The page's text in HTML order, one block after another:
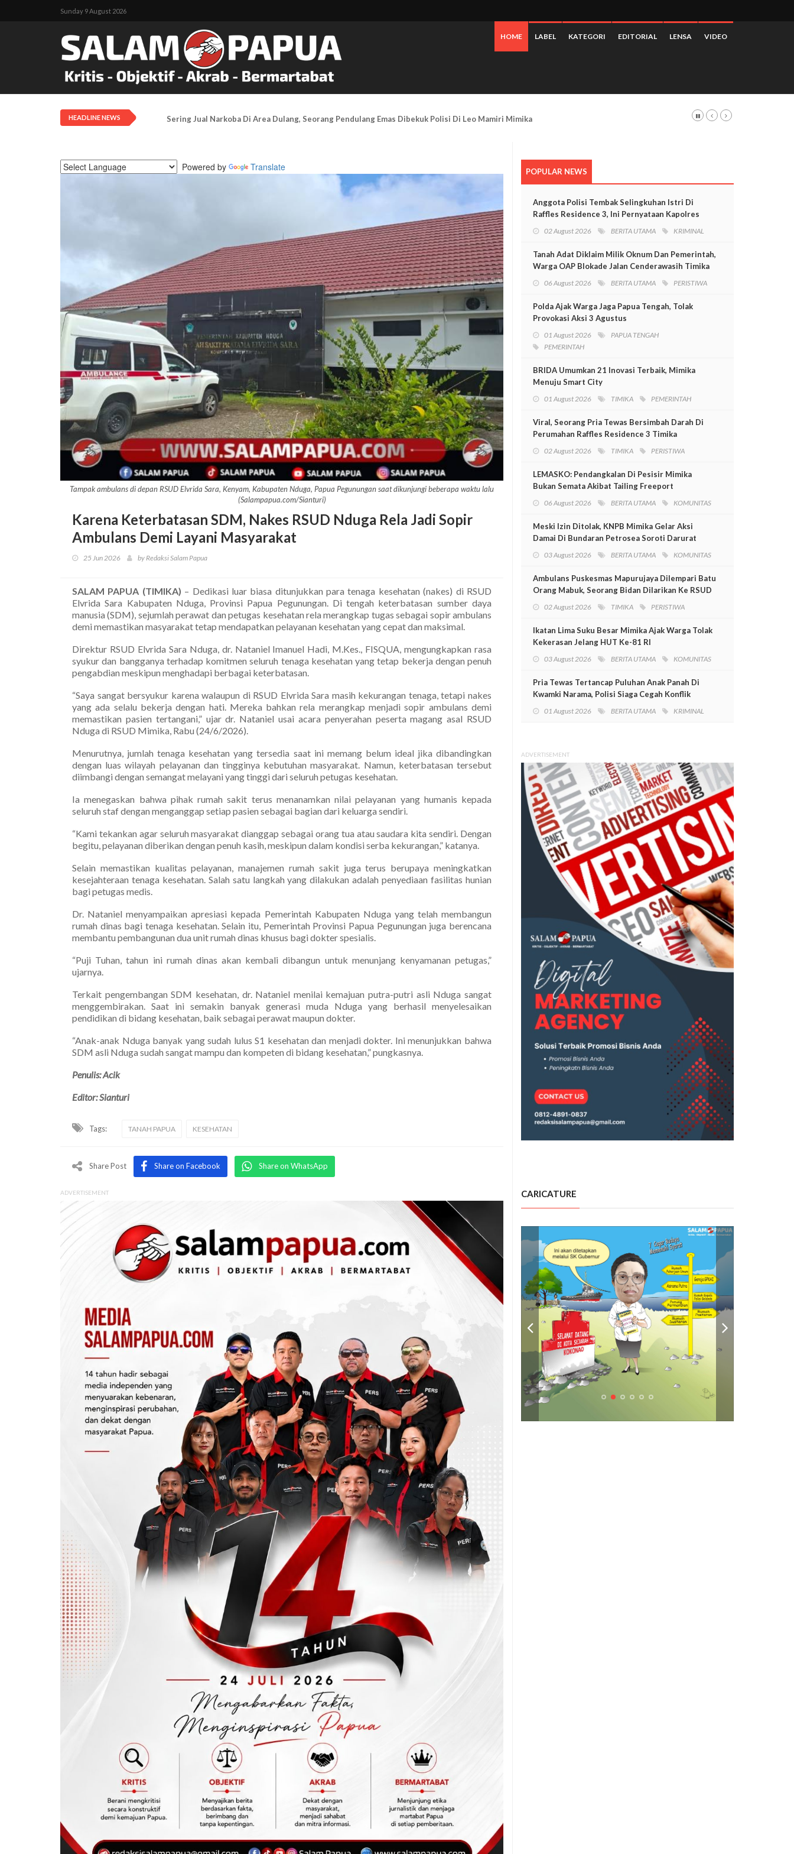
Sunday 9 August 2026
HOME LABEL KATEGORI EDITORIAL LENSA VIDEO
HEADLINE NEWS Pengadilan Negeri Timika Tanggapi Persoalan Sengketa Tanah Di SP2, Berikut Penjelasannya
Powered by Translate
Tampak ambulans di depan RSUD Elvrida Sara, Kenyam, Kabupaten Nduga, Papua Pegunungan saat dikunjungi beberapa waktu lalu
(Salampapua.com/Sianturi)
Karena Keterbatasan SDM, Nakes RSUD Nduga Rela Jadi Sopir
Ambulans Demi Layani Masyarakat
25 Jun 2026 by Redaksi Salam Papua
SALAM PAPUA (TIMIKA) – Dedikasi luar biasa ditunjukkan para tenaga kesehatan (nakes) di RSUD
Elvrida Sara Kabupaten Nduga, Provinsi Papua Pegunungan. Di tengah keterbatasan sumber daya
manusia (SDM), sejumlah perawat dan petugas kesehatan rela merangkap tugas sebagai sopir ambulans
demi memastikan masyarakat tetap mendapatkan pelayanan kesehatan yang cepat dan maksimal.
Direktur RSUD Elvrida Sara Nduga, dr. Nataniel Imanuel Hadi, M.Kes., FISQUA, mengungkapkan rasa
syukur dan bangganya terhadap komitmen seluruh tenaga kesehatan yang tetap bekerja dengan penuh
pengabdian meskipun menghadapi berbagai keterbatasan.
“Saya sangat bersyukur karena walaupun di RSUD Elvrida Sara masih kekurangan tenaga, tetapi nakes
yang ada selalu bekerja dengan hati. Mereka bahkan rela merangkap menjadi sopir ambulans demi
memastikan pasien tertangani,” ujar dr. Nataniel usai acara penyerahan peserta magang asal RSUD
Nduga di RSUD Mimika, Rabu (24/6/2026).
Menurutnya, jumlah tenaga kesehatan yang tersedia saat ini memang belum ideal jika dibandingkan
dengan luas wilayah pelayanan dan tingginya kebutuhan masyarakat. Namun, keterbatasan tersebut
diimbangi dengan semangat melayani yang tinggi dari seluruh petugas kesehatan.
Ia menegaskan bahwa pihak rumah sakit terus menanamkan nilai pelayanan yang humanis kepada
seluruh staf dengan menganggap setiap pasien sebagai bagian dari keluarga sendiri.
“Kami tekankan agar seluruh masyarakat dianggap sebagai orang tua atau saudara kita sendiri. Dengan
begitu, pelayanan diberikan dengan penuh kasih, meskipun dalam kondisi serba kekurangan,” katanya.
Selain memastikan kualitas pelayanan, manajemen rumah sakit juga terus berupaya meningkatkan
kesejahteraan tenaga kesehatan. Salah satu langkah yang dilakukan adalah penyediaan fasilitas hunian
bagi petugas medis.
Dr. Nataniel menyampaikan apresiasi kepada Pemerintah Kabupaten Nduga yang telah membangun
rumah dinas bagi tenaga kesehatan. Selain itu, Pemerintah Provinsi Papua Pegunungan juga berencana
membantu pembangunan dua unit rumah dinas khusus bagi dokter spesialis.
“Puji Tuhan, tahun ini rumah dinas akan kembali dibangun untuk menunjang kenyamanan petugas,”
ujarnya.
Terkait pengembangan SDM kesehatan, dr. Nataniel menilai kemajuan putra-putri asli Nduga sangat
menggembirakan. Saat ini semakin banyak generasi muda Nduga yang berhasil menyelesaikan
pendidikan di bidang kesehatan, baik sebagai perawat maupun dokter.
“Anak-anak Nduga banyak yang sudah lulus S1 kesehatan dan menjadi dokter. Ini menunjukkan bahwa
SDM asli Nduga sudah sangat mampu dan kompeten di bidang kesehatan,” pungkasnya.
Penulis: Acik
Editor: Sianturi
Tags: TANAH PAPUA KESEHATAN
Share Post Share on Facebook Share on WhatsApp
ADVERTISEMENT
POPULAR NEWS
Anggota Polisi Tembak Selingkuhan Istri Di
Raffles Residence 3, Ini Pernyataan Kapolres
02 August 2026 BERITA UTAMA KRIMINAL
Tanah Adat Diklaim Milik Oknum Dan Pemerintah,
Warga OAP Blokade Jalan Cenderawasih Timika
06 August 2026 BERITA UTAMA PERISTIWA
Polda Ajak Warga Jaga Papua Tengah, Tolak
Provokasi Aksi 3 Agustus
01 August 2026
PAPUA TENGAH
PEMERINTAH
BRIDA Umumkan 21 Inovasi Terbaik, Mimika
Menuju Smart City
01 August 2026 TIMIKA PEMERINTAH
Viral, Seorang Pria Tewas Bersimbah Darah Di
Perumahan Raffles Residence 3 Timika
02 August 2026 TIMIKA PERISTIWA
LEMASKO: Pendangkalan Di Pesisir Mimika
Bukan Semata Akibat Tailing Freeport
06 August 2026 BERITA UTAMA KOMUNITAS
Meski Izin Ditolak, KNPB Mimika Gelar Aksi
Damai Di Bundaran Petrosea Soroti Darurat
03 August 2026 BERITA UTAMA KOMUNITAS
Ambulans Puskesmas Mapurujaya Dilempari Batu
Orang Mabuk, Seorang Bidan Dilarikan Ke RSUD
02 August 2026 TIMIKA PERISTIWA
Ikatan Lima Suku Besar Mimika Ajak Warga Tolak
Kekerasan Jelang HUT Ke-81 RI
03 August 2026 BERITA UTAMA KOMUNITAS
Pria Tewas Tertancap Puluhan Anak Panah Di
Kwamki Narama, Polisi Siaga Cegah Konflik
01 August 2026 BERITA UTAMA KRIMINAL
ADVERTISEMENT
CARICATURE